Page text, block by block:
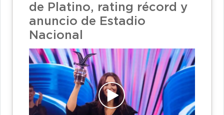
de Platino, rating récord y
anuncio de Estadio
Nacional